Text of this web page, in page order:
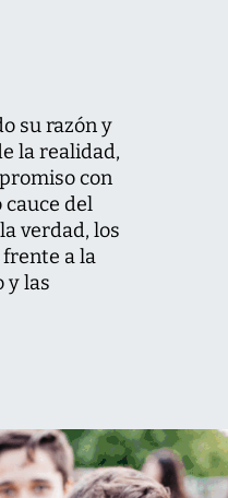
su razón y
la realidad,
con
del
verdad, los
a la
y las